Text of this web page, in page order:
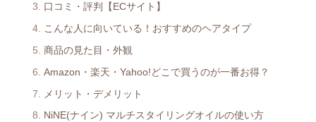
口コミ・評判【ECサイト】
こんな人に向いている！おすすめのヘアタイプ
商品の見た目・外観
Amazon・楽天・Yahoo!どこで買うのが一番お得？
メリット・デメリット
NiNE(ナイン) マルチスタイリングオイルの使い方